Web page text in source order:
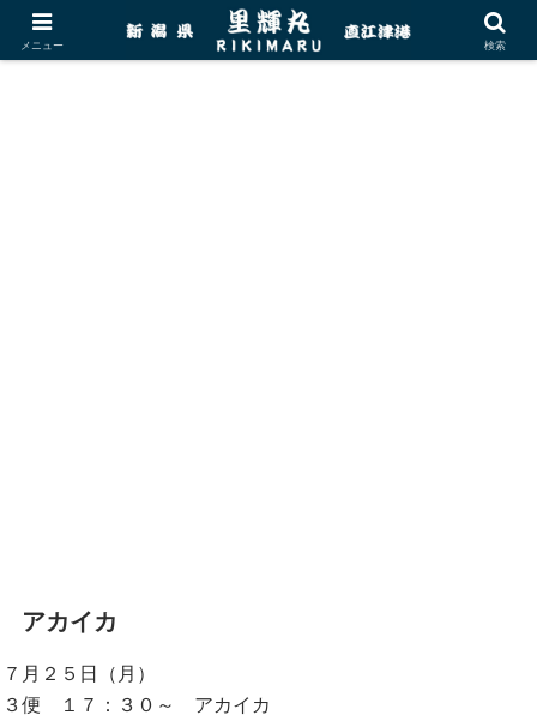
アカイカ
７月２５日（月）
３便 １７：３０～ アカイカ
メニュー 検索